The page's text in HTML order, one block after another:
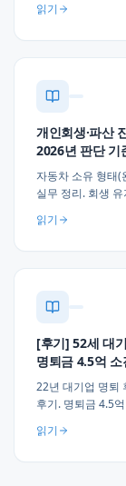
·1인 자영업자 채
읽기
개인회생·파산
2026년 판단 기
자동차 소유 형태(
실무 정리. 회생
3가지 조언.
읽기
[후기] 52세 대
명퇴금 4.5억
22년 대기업 명퇴
후기. 명퇴금 4.5
(3개월 유예·30%
읽기